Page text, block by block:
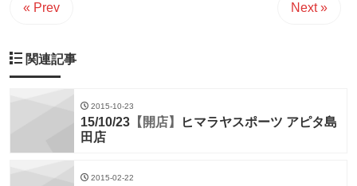
« Prev Next »
関連記事
2015-10-23
15/10/23 【開店】
ヒマラヤスポーツ アピタ島
田店
2015-02-22